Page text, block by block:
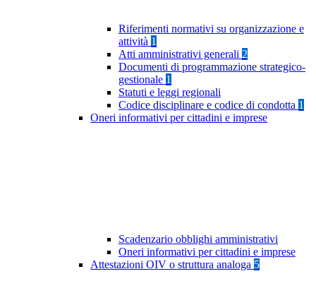
Riferimenti normativi su organizzazione e
attività 1
Atti amministrativi generali 2
Documenti di programmazione strategico-
gestionale 1
Statuti e leggi regionali
Codice disciplinare e codice di condotta 1
Oneri informativi per cittadini e imprese
Scadenzario obblighi amministrativi
Oneri informativi per cittadini e imprese
Attestazioni OIV o struttura analoga 5